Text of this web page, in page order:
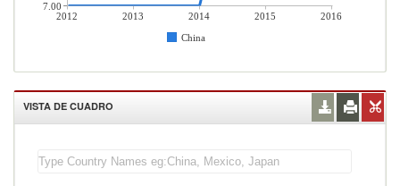
2012 2013 2014 2015
2016
China
7.00
VISTA DE CUADRO